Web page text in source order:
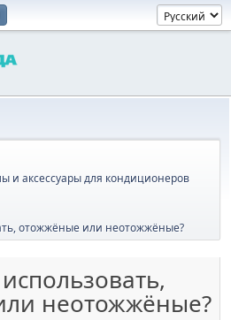
и аксессуары для кондиционеров
отожжёные или неотожжёные?
неотожжёные?